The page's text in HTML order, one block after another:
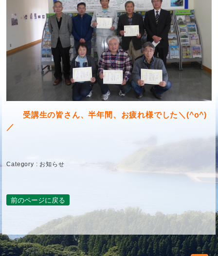
受講生の皆さん、半年間、お疲れ様でした＼(^o^)
／
Category : お知らせ
前のページに戻る